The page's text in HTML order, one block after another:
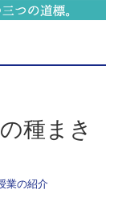
種まき
業の紹介